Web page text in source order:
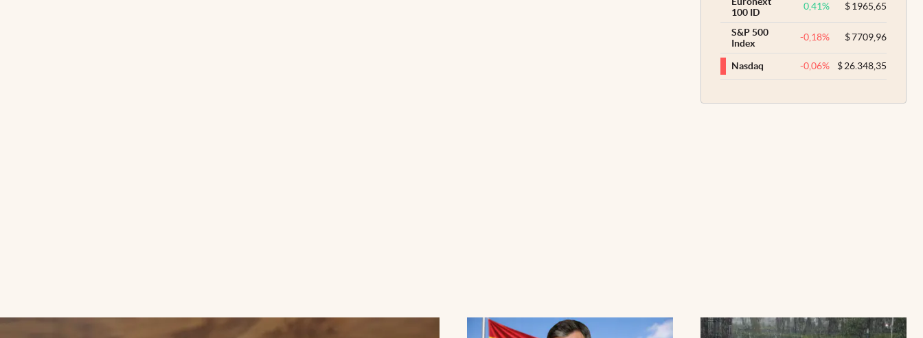
100 ID
0,41% $1965,65
S&P 500
Index
-0,18% $7709,96
Nasdaq -0,06% $26.348,35